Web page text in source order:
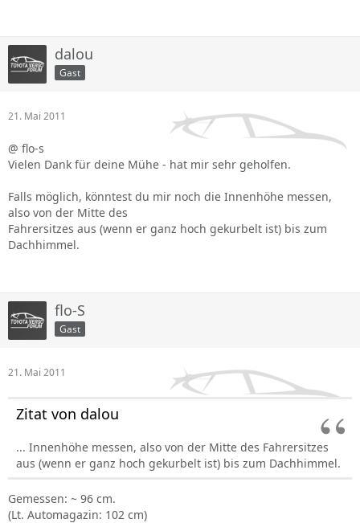
dalou
Gast
21. Mai 2011
@ flo-s
Vielen Dank für deine Mühe - hat mir sehr geholfen.
Falls möglich, könntest du mir noch die Innenhöhe messen,
also von der Mitte des
Fahrersitzes aus (wenn er ganz hoch gekurbelt ist) bis zum
Dachhimmel.
flo-S
Gast
21. Mai 2011
Zitat von dalou
... Innenhöhe messen, also von der Mitte des Fahrersitzes
aus (wenn er ganz hoch gekurbelt ist) bis zum Dachhimmel.
Gemessen: ~ 96 cm.
(Lt. Automagazin: 102 cm)